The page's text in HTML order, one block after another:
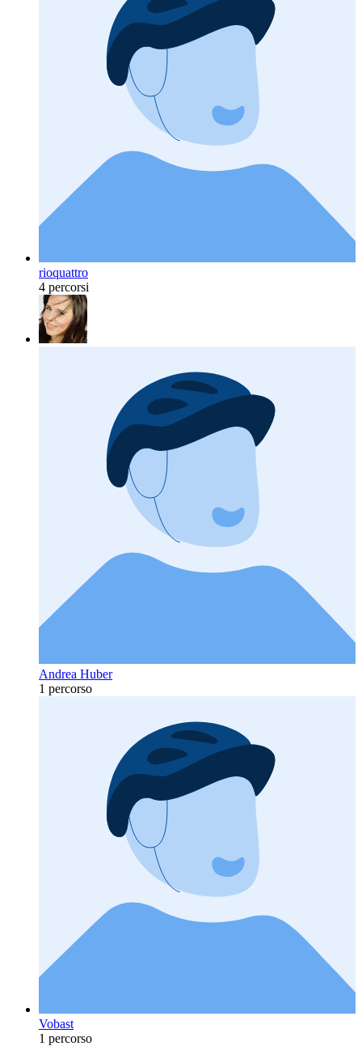
rioquattro
4 percorsi
Andrea Huber
1 percorso
Vobast
1 percorso